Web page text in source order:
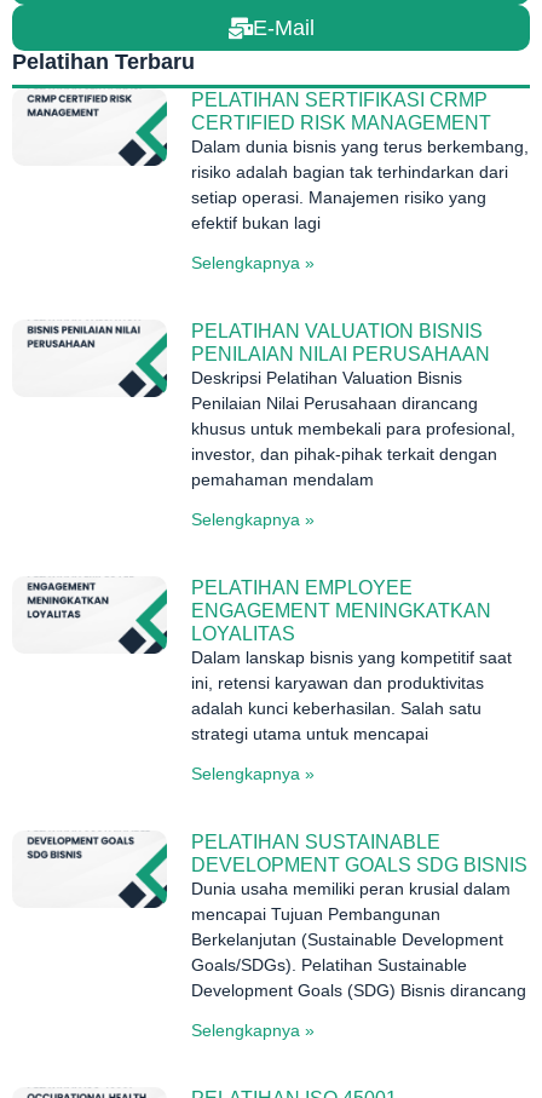
E-Mail
Pelatihan Terbaru
PELATIHAN SERTIFIKASI CRMP
CERTIFIED RISK MANAGEMENT
Dalam dunia bisnis yang terus berkembang,
risiko adalah bagian tak terhindarkan dari
setiap operasi. Manajemen risiko yang
efektif bukan lagi
Selengkapnya »
PELATIHAN VALUATION BISNIS
PENILAIAN NILAI PERUSAHAAN
Deskripsi Pelatihan Valuation Bisnis
Penilaian Nilai Perusahaan dirancang
khusus untuk membekali para profesional,
investor, dan pihak-pihak terkait dengan
pemahaman mendalam
Selengkapnya »
PELATIHAN EMPLOYEE
ENGAGEMENT MENINGKATKAN
LOYALITAS
Dalam lanskap bisnis yang kompetitif saat
ini, retensi karyawan dan produktivitas
adalah kunci keberhasilan. Salah satu
strategi utama untuk mencapai
Selengkapnya »
PELATIHAN SUSTAINABLE
DEVELOPMENT GOALS SDG BISNIS
Dunia usaha memiliki peran krusial dalam
mencapai Tujuan Pembangunan
Berkelanjutan (Sustainable Development
Goals/SDGs). Pelatihan Sustainable
Development Goals (SDG) Bisnis dirancang
Selengkapnya »